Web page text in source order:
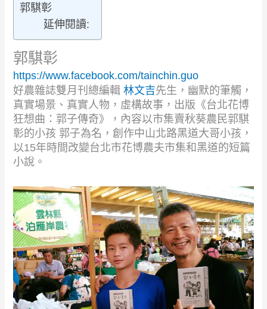
郭騏彰
延伸閱讀:
郭騏彰
https://www.facebook.com/tainchin.guo
好農雜誌雙月刊總編輯林文吉先生，幽默的筆觸，
真實場景、真實人物，虛構故事，出版《台北花博
狂想曲：郭子傳奇》
，內容以市集賣秋葵農民郭騏
彰的小孩 郭子為名，創作中山北路黑道大哥小孩，
以15年時間改變台北市花博農夫市集和黑道的短篇
小說。